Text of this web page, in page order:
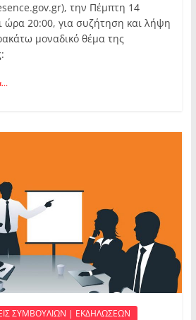
την Πέμπτη 14
ώρα 20:00, για συζήτηση και λήψη
μοναδικό θέμα της
ΣΥΜΒΟΥΛΙΩΝ | ΕΚΔΗΛΩΣΕΩΝ